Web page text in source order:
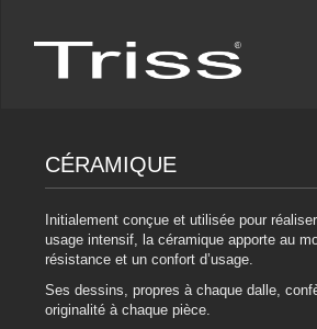
CÉRAMIQUE
Initialement conçue et utilisée pour
usage intensif, la céramique apporte au
résistance et un confort d’usage.
Ses dessins, propres à chaque dalle,
originalité à chaque pièce.